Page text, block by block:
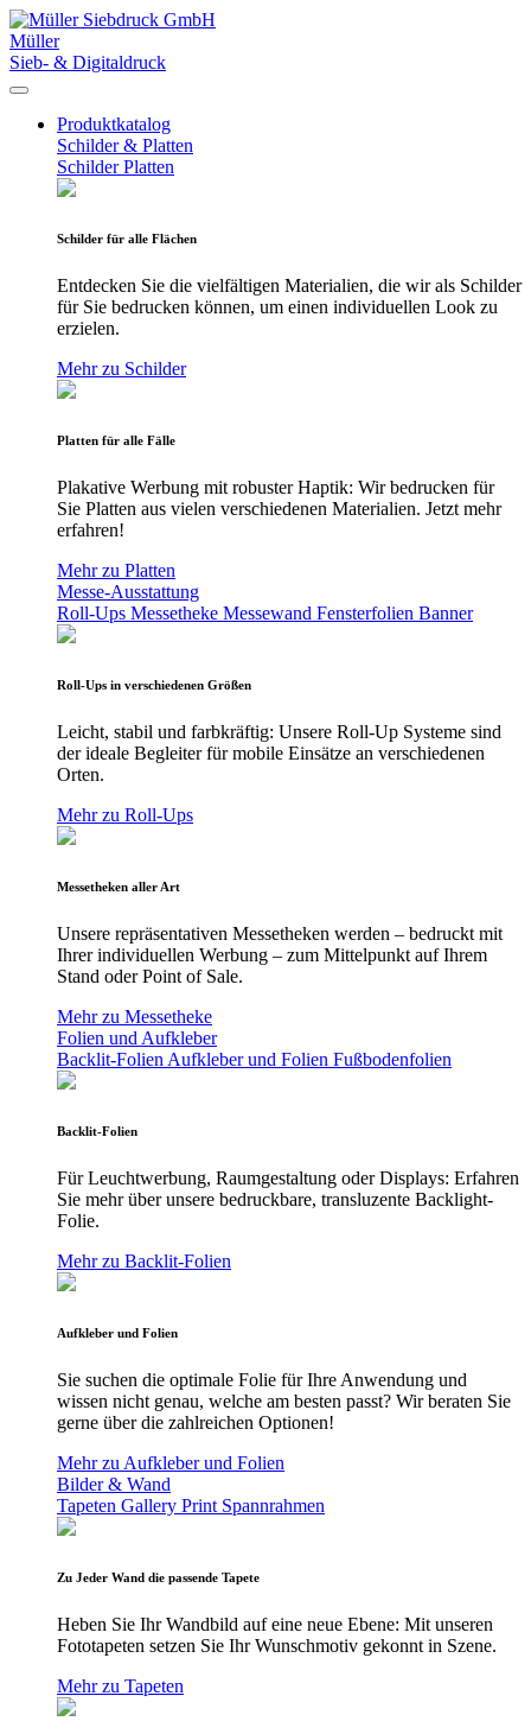
Müller
Sieb- & Digitaldruck
Produktkatalog
Schilder & Platten
SchilderPlatten
Schilder für alle Flächen
Entdecken Sie die vielfältigen Materialien, die wir als Schilder
für Sie bedrucken können, um einen individuellen Look zu
erzielen.
Mehr zu Schilder
Platten für alle Fälle
Plakative Werbung mit robuster Haptik: Wir bedrucken für
Sie Platten aus vielen verschiedenen Materialien. Jetzt mehr
erfahren!
Mehr zu Platten
Messe-Ausstattung
Roll-Ups Messetheke Messewand Fensterfolien Banner
Roll-Ups in verschiedenen Größen
Leicht, stabil und farbkräftig: Unsere Roll-Up Systeme sind
der ideale Begleiter für mobile Einsätze an verschiedenen
Orten.
Mehr zu Roll-Ups
Messetheken aller Art
Unsere repräsentativen Messetheken werden – bedruckt mit
Ihrer individuellen Werbung – zum Mittelpunkt auf Ihrem
Stand oder Point of Sale.
Mehr zu Messetheke
Folien und Aufkleber
Backlit-Folien Aufkleber und Folien Fußbodenfolien
Backlit-Folien
Für Leuchtwerbung, Raumgestaltung oder Displays: Erfahren
Sie mehr über unsere bedruckbare, transluzente Backlight-
Folie.
Mehr zu Backlit-Folien
Aufkleber und Folien
Sie suchen die optimale Folie für Ihre Anwendung und
wissen nicht genau, welche am besten passt? Wir beraten Sie
gerne über die zahlreichen Optionen!
Mehr zu Aufkleber und Folien
Bilder & Wand
Tapeten Gallery Print Spannrahmen
Zu Jeder Wand die passende Tapete
Heben Sie Ihr Wandbild auf eine neue Ebene: Mit unseren
Fototapeten setzen Sie Ihr Wunschmotiv gekonnt in Szene.
Mehr zu Tapeten